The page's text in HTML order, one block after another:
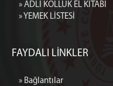
» ADLİ KOLLUK EL KİTABI
» YEMEK LİSTESİ
FAYDALI LİNKLER
» Bağlantılar